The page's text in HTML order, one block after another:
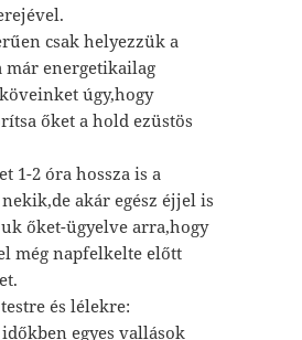
csak helyezzük a
már energetikailag
úgy,hogy
őket a hold ezüstös
1-2 óra hossza is a
akár egész éjjel is
őket-ügyelve arra,hogy
még napfelkelte előtt
és lélekre:
egyes vallások